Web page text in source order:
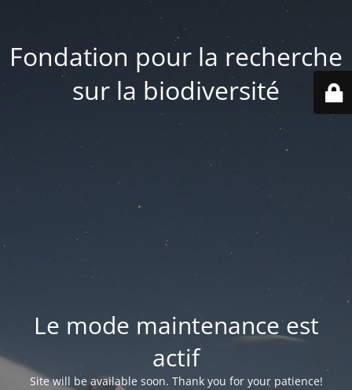
Fondation pour la recherche
sur la biodiversité
Le mode maintenance est
actif
Site will be available soon. Thank you for your patience!